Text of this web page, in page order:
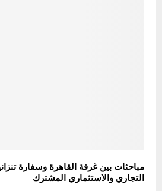
مباحثات بين غرفة القاهرة وسفارة
التجاري والاستثماري المشترك